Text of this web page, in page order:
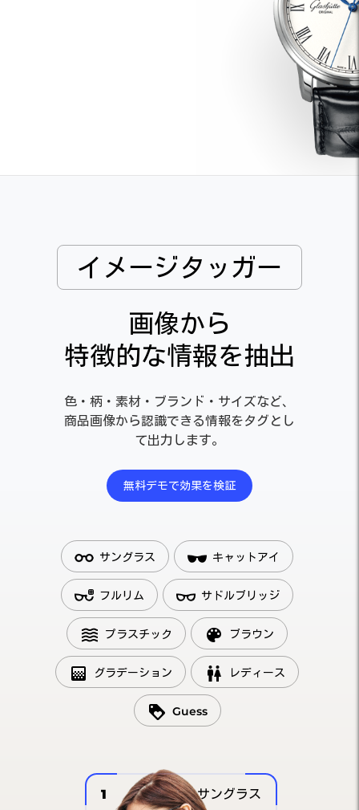
イメージタッガー
画像から
特徴的な情報を抽出
色・柄・素材・ブランド・サイズなど、
商品画像から認識できる情報をタグとし
て出力します。
無料デモで効果を検証
サングラス キャットアイ
フルリム サドルブリッジ
プラスチック ブラウン
グラデーション レディース
Guess
1 サングラス